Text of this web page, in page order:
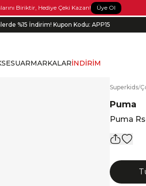
Biriktir, Hediye Çeki Kazan! Üye Ol
%15 İndirim! Kupon Kodu: APP15
MARKALARİNDİRİM
Superkids/Ç
Puma
Puma